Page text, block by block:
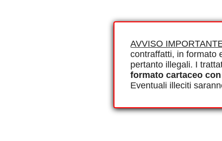
AVVISO
contraffatti, in formato
pertanto illegali. I
formato cartaceo
Eventuali illeciti